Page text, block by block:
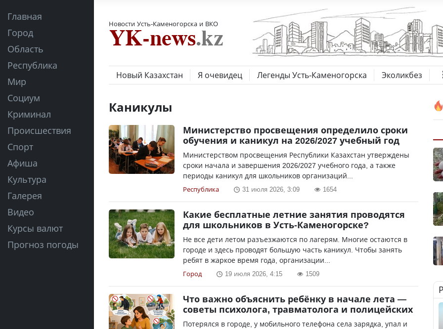
Главная
Город
Область
Республика
Мир
Социум
Криминал
Происшествия
Спорт
Афиша
Культура
Галерея
Видео
Курсы валют
Прогноз погоды
Новости Усть-Каменогорска и ВКО
Новый Казахстан Я очевидец Легенды Усть-Каменогорска Эколикбез
Каникулы
Министерство просвещения определило сроки
обучения и каникул на 2026/2027 учебный год
Министерством просвещения Республики Казахстан утверждены
сроки начала и завершения 2026/2027 учебного года, а также
периоды каникул для школьников организаций...
Республика 31 июля 2026, 3:09 1654
Какие бесплатные летние занятия проводятся
для школьников в Усть-Каменогорске?
Не все дети летом разъезжаются по лагерям. Многие остаются в
городе и здесь проводят большую часть каникул. Чтобы занять
ребят в жаркое время года, организации...
Город 19 июля 2026, 4:15 1509
Что важно объяснить ребёнку в начале лета —
советы психолога, травматолога и полицейских
Потерялся в городе, у мобильного телефона села зарядка, упал и